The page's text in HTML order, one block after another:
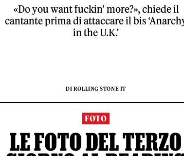
«Do you want fuckin’ more?», chiede il
cantante prima di attaccare il bis
in the U.K.’
DI ROLLING STONE IT
FOTO
LE FOTO DEL TERZO